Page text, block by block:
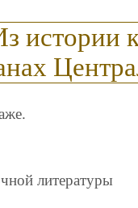
истории
литературы